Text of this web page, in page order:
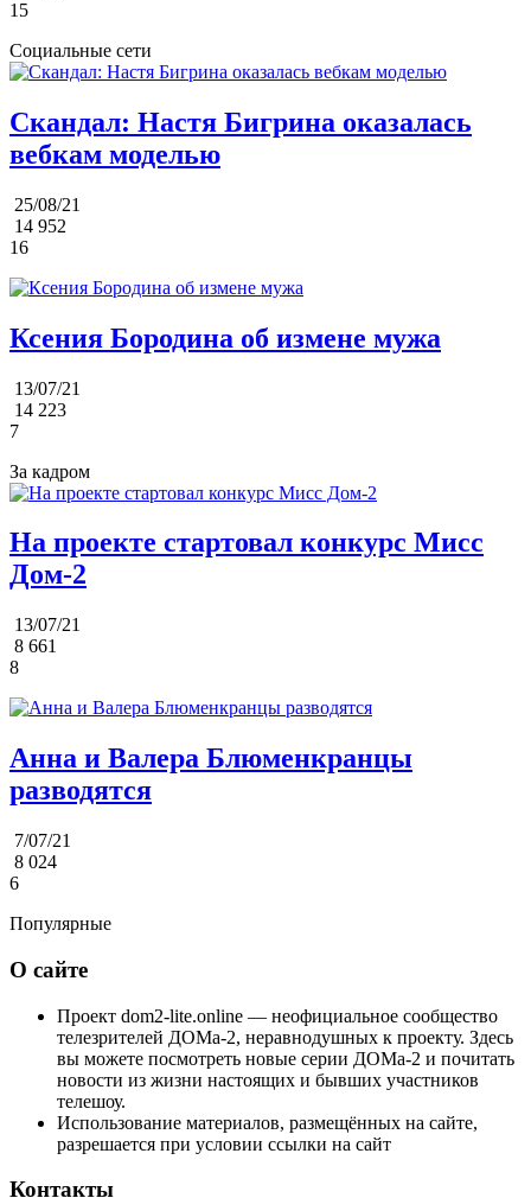
15
Социальные сети
Скандал: Настя Бигрина оказалась
вебкам моделью
25/08/21
14 952
16
Ксения Бородина об измене мужа
13/07/21
14 223
7
За кадром
На проекте стартовал конкурс Мисс
Дом-2
13/07/21
8 661
8
Анна и Валера Блюменкранцы
разводятся
7/07/21
8 024
6
Популярные
О сайте
Проект dom2-lite.online — неофициальное сообщество
телезрителей ДОМа-2, неравнодушных к проекту. Здесь
вы можете посмотреть новые серии ДОМа-2 и почитать
новости из жизни настоящих и бывших участников
телешоу.
Использование материалов, размещённых на сайте,
разрешается при условии ссылки на сайт
Контакты